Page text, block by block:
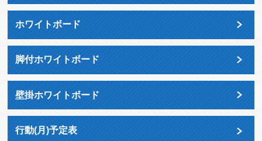
ホワイトボード
脚付ホワイトボード
壁掛ホワイトボード
行動(月)予定表